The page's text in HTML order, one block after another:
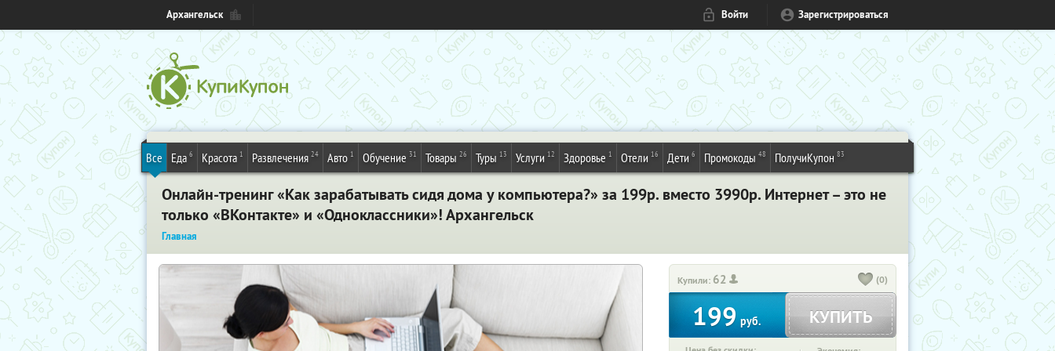
Архангельск Войти Зарегистрироваться
Все Еда 6 Красота 1 Развлечения 24 Авто 1 Обучение 31 Товары 26 Туры 13 Услуги 12 Здоровье 1 Отели 16 Дети 6 Промокоды 48 ПолучиКупон 83
Онлайн-тренинг «Как зарабатывать сидя дома у компьютера?» за 199р. вместо 3990р. Интернет – это не
только «ВКонтакте» и «Одноклассники»! Архангельск
Главная
Купили: 62 (0)
199 руб. КУПИТЬ